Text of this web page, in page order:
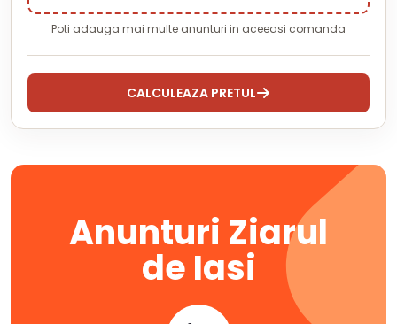
Anunturi Ziarul
de Iasi
Poti adauga mai multe anunturi in aceeasi comanda
CALCULEAZA PRETUL